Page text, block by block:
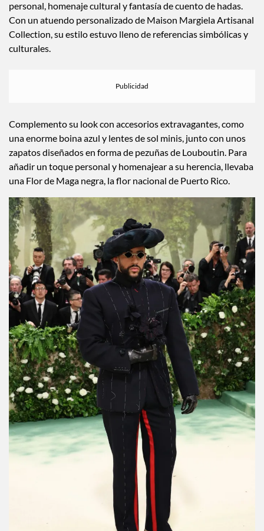
2024, entregando un look memorable que fusionó identidad
personal, homenaje cultural y fantasía de cuento de hadas.
Con un atuendo personalizado de Maison Margiela Artisanal
Collection, su estilo estuvo lleno de referencias simbólicas y
Complemento su look con accesorios extravagantes, como
una enorme boina azul y lentes de sol minis, junto con unos
zapatos diseñados en forma de pezuñas de Louboutin. Para
añadir un toque personal y homenajear a su herencia, llevaba